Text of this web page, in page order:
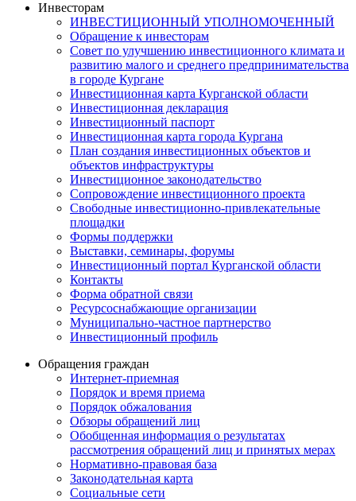
Инвесторам
ИНВЕСТИЦИОННЫЙ УПОЛНОМОЧЕННЫЙ
Обращение к инвесторам
Совет по улучшению инвестиционного климата и
развитию малого и среднего предпринимательства
в городе Кургане
Инвестиционная карта Курганской области
Инвестиционная декларация
Инвестиционный паспорт
Инвестиционная карта города Кургана
План создания инвестиционных объектов и
объектов инфраструктуры
Инвестиционное законодательство
Сопровождение инвестиционного проекта
Свободные инвестиционно-привлекательные
площадки
Формы поддержки
Выставки, семинары, форумы
Инвестиционный портал Курганской области
Контакты
Форма обратной связи
Ресурсоснабжающие организации
Муниципально-частное партнерство
Инвестиционный профиль
Обращения граждан
Интернет-приемная
Порядок и время приема
Порядок обжалования
Обзоры обращений лиц
Обобщенная информация о результатах
рассмотрения обращений лиц и принятых мерах
Нормативно-правовая база
Законодательная карта
Социальные сети